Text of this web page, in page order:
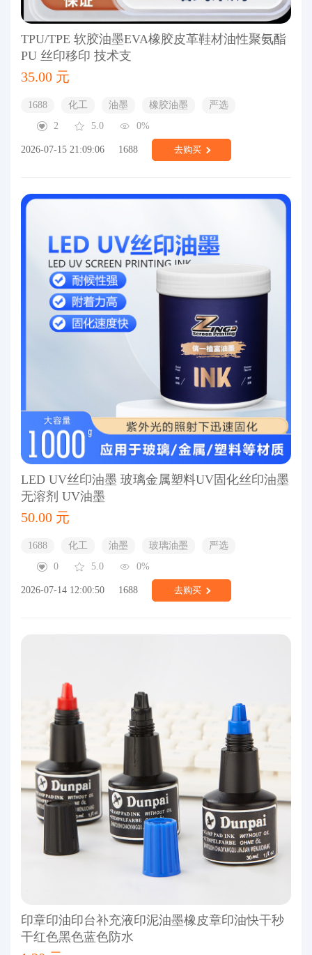
TPU/TPE 软胶油墨EVA橡胶皮革鞋材油性聚氨酯
PU 丝印移印 技术支
35.00 元
1688 化工 油墨 橡胶油墨
严选
2
5.0 0%
2026-07-15 21:09:06 1688 去购买
LED UV丝印油墨 玻璃金属塑料UV固化丝印油墨
无溶剂 UV油墨
50.00 元
1688 化工 油墨 玻璃油墨
严选
0
5.0 0%
2026-07-14 12:00:50 1688 去购买
印章印油印台补充液印泥油墨橡皮章印油快干秒
干红色黑色蓝色防水